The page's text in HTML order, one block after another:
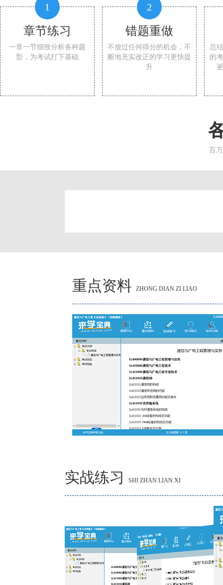
1
章节练习
一章一节细致分析各种题
型，为考试打下基础
2
错题重做
不放过任何得分的机会，不
断地充实改正的学习更快提
升
总
的
百
重点资料 ZHONG DIAN ZI LIAO
实战练习 SHI ZHAN LIAN XI